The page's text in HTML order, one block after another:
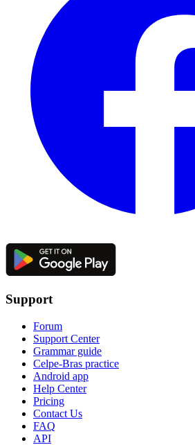
Support
Forum
Support Center
Grammar guide
Celpe-Bras practice
Android app
Help Center
Pricing
Contact Us
FAQ
API